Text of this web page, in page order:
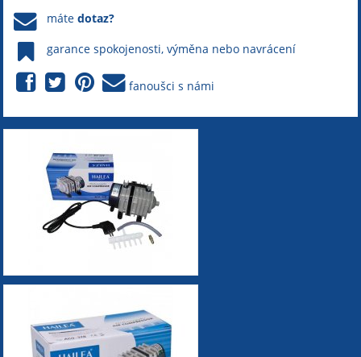
mátedotaz?
garance spokojenosti, výměna nebo navrácení
fanoušci s námi